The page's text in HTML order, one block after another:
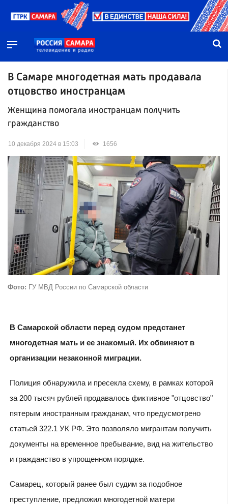
В Самаре многодетная мать продавала
отцовство иностранцам
Женщина помогала иностранцам получить
гражданство
10 декабря 2024 в 15:03 1656
Фото: ГУ МВД России по Самарской области
В Самарской области перед судом предстанет
многодетная мать и ее знакомый. Их обвиняют в
организации незаконной миграции.
Полиция обнаружила и пресекла схему, в рамках которой
за 200 тысяч рублей продавалось фиктивное "отцовство"
пятерым иностранным гражданам, что предусмотрено
статьей 322.1 УК РФ. Это позволяло мигрантам получить
документы на временное пребывание, вид на жительство
и гражданство в упрощенном порядке.
Самарец, который ранее был судим за подобное
преступление, предложил многодетной матери